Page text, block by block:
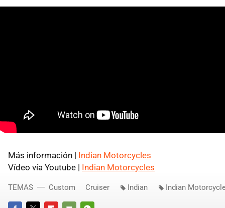
Más información | Indian Motorcycles
Vídeo vía Youtube | Indian Motorcycles
TEMAS Custom Cruiser Indian Indian